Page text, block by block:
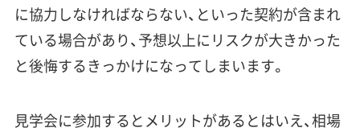
に協力しなければならない、といった契約が含まれ
ている場合があり、予想以上にリスクが大きかった
と後悔するきっかけになってしまいます。
見学会に参加するとメリットがあるとはいえ、相場